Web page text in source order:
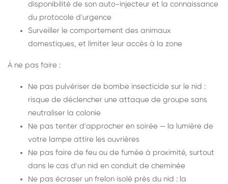
disponibilité de son auto-injecteur et la connaissance
du protocole d'urgence
Surveiller le comportement des animaux
domestiques, et limiter leur accès à la zone
À ne pas faire :
Ne pas pulvériser de bombe insecticide sur le nid :
risque de déclencher une attaque de groupe sans
neutraliser la colonie
Ne pas tenter d'approcher en soirée — la lumière de
votre lampe attire les ouvrières
Ne pas faire de feu ou de fumée à proximité, surtout
dans le cas d'un nid en conduit de cheminée
Ne pas écraser un frelon isolé près du nid : la